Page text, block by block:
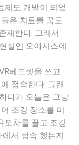
제도 개발이 되었
은 치료를 꿈도
재한다. 그래서
실인 오아시스에
헤드셋을 쓰고
접속한다. 그랜
다가 오늘은 그냥
조깅 장소를 미
모차를 끌고 조깅
서 접속 했는지